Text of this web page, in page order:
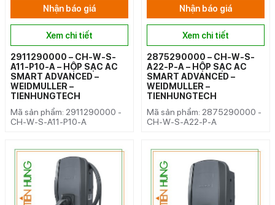
Nhận báo giá
Xem chi tiết
2911290000 – CH-W-S-
A11-P10-A – HỘP SẠC AC
SMART ADVANCED –
WEIDMULLER –
TIENHUNGTECH
Mã sản phẩm: 2911290000 -
CH-W-S-A11-P10-A
Nhận báo giá
Xem chi tiết
2875290000 – CH-W-S-
A22-P-A – HỘP SẠC AC
SMART ADVANCED –
WEIDMULLER –
TIENHUNGTECH
Mã sản phẩm: 2875290000 -
CH-W-S-A22-P-A